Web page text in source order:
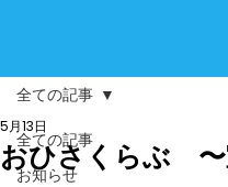
全ての記事
お知らせ
全ての記事
おひさくらぶ 〜
5月13日